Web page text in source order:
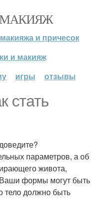
МАКИЯЖ
и причесок
и макияж
игры отзывы
стать
параметров, а об
живота,
формы могут быть
должно быть